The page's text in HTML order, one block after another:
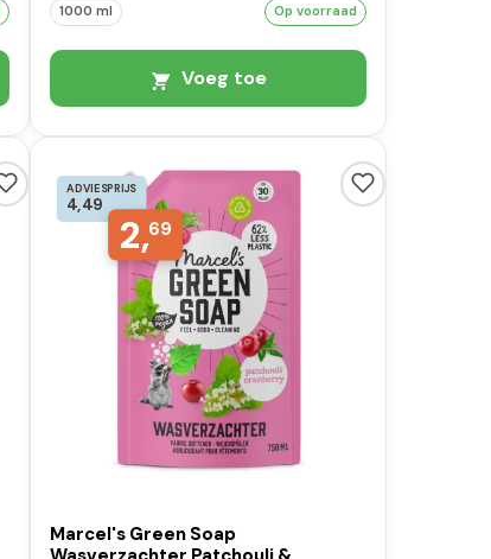
1000 ml Op voorraad
Voeg toe
ADVIESPRIJS
4,49
2,69
Marcel's Green Soap